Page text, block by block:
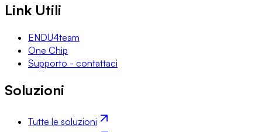
Link Utili
ENDU4team
One Chip
Supporto - contattaci
Soluzioni
Tutte le soluzioni